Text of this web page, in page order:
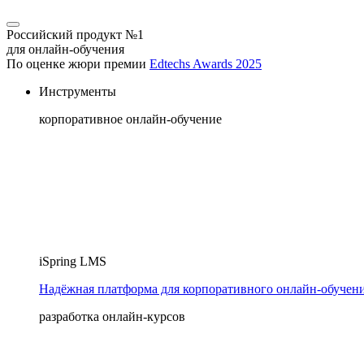
Российский продукт №1
для онлайн-обучения
По оценке жюри премии Edtechs Awards 2025
Инструменты
корпоративное онлайн-обучение
iSpring LMS
Надёжная платформа для корпоративного
разработка онлайн-курсов